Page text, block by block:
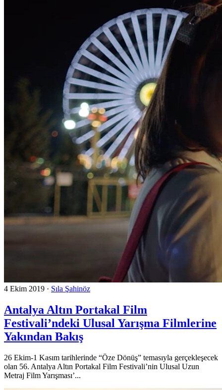
4 Ekim 2019 · Sıla Şahinöz
Antalya Altın Portakal Film
Festivali’ndeki Ulusal Yarışma Filmlerine
Yakından Bakış
26 Ekim-1 Kasım tarihlerinde “Öze Dönüş” temasıyla gerçekleşecek
olan 56. Antalya Altın Portakal Film Festivali’nin Ulusal Uzun
Metraj Film Yarışması’...